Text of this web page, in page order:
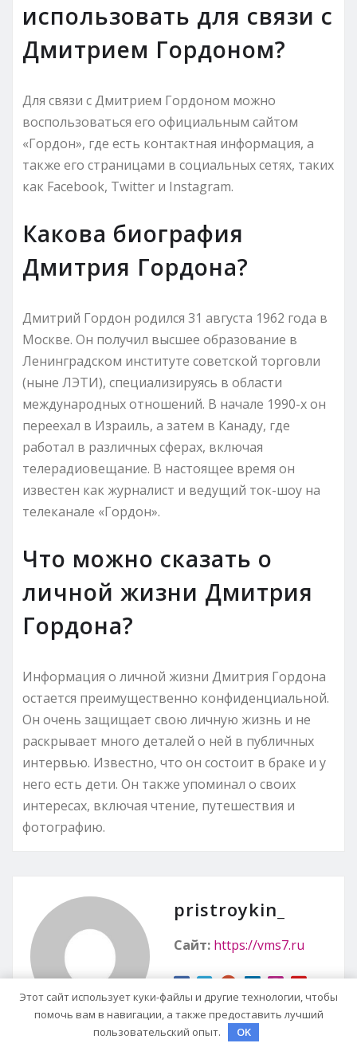
использовать для связи с
Дмитрием Гордоном?
Для связи с Дмитрием Гордоном можно
воспользоваться его официальным сайтом
«Гордон», где есть контактная информация, а
также его страницами в социальных сетях, таких
как Facebook, Twitter и Instagram.
Какова биография
Дмитрия Гордона?
Дмитрий Гордон родился 31 августа 1962 года в
Москве. Он получил высшее образование в
Ленинградском институте советской торговли
(ныне ЛЭТИ), специализируясь в области
международных отношений. В начале 1990-х он
переехал в Израиль, а затем в Канаду, где
работал в различных сферах, включая
телерадиовещание. В настоящее время он
известен как журналист и ведущий ток-шоу на
телеканале «Гордон».
Что можно сказать о
личной жизни Дмитрия
Гордона?
Информация о личной жизни Дмитрия Гордона
остается преимущественно конфиденциальной.
Он очень защищает свою личную жизнь и не
раскрывает много деталей о ней в публичных
интервью. Известно, что он состоит в браке и у
него есть дети. Он также упоминал о своих
интересах, включая чтение, путешествия и
фотографию.
pristroykin_
Сайт: https://vms7.ru
Этот сайт использует куки-файлы и другие технологии, чтобы
помочь вам в навигации, а также предоставить лучший
пользовательский опыт.
OK